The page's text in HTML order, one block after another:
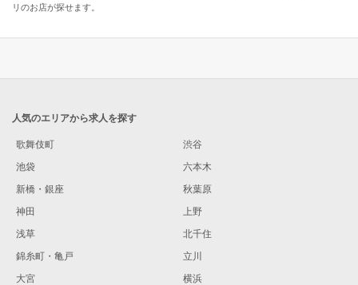
リのお店が探せます。
人気のエリアから求人を探す
歌舞伎町
渋谷
池袋
六本木
新橋・銀座
秋葉原
神田
上野
浅草
北千住
錦糸町・亀戸
立川
大宮
横浜